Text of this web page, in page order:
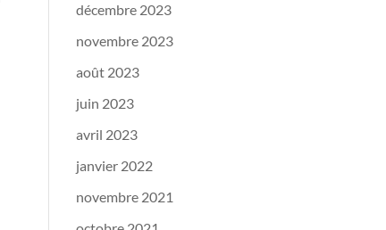
décembre 2023
novembre 2023
août 2023
juin 2023
avril 2023
janvier 2022
novembre 2021